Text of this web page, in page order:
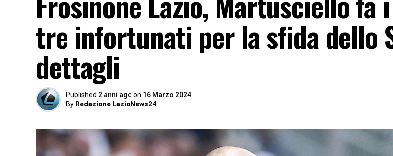
tre infortunati per la sfida dello
dettagli
Published 2 anni ago on 16 Marzo 2024
By Redazione LazioNews24